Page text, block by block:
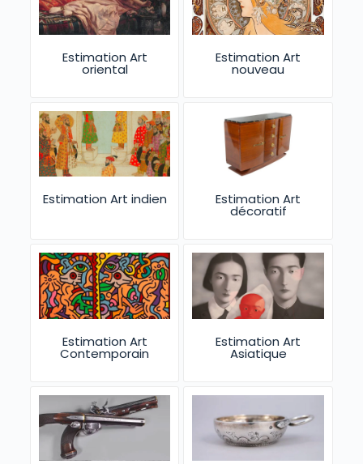
Estimation Art
oriental
Estimation Art
nouveau
Estimation Art indien Estimation Art
décoratif
Estimation Art
Contemporain
Estimation Art
Asiatique